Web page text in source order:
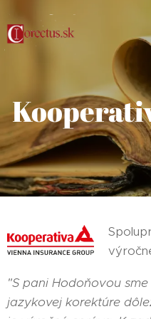
"S pani Hodoňovou
jazykovej korektúre